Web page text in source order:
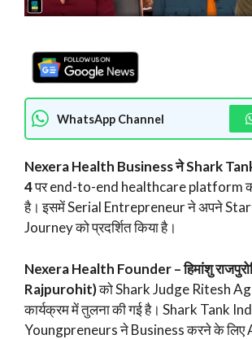
WhatsApp Channel
Nexera Health Business ने Shark
4पर end-to-end healthcare platform
है। इसमें Serial Entrepreneur ने अपने
Journey को प्रदर्शित किया है।
Nexera Health Founder – हिमांशु
Rajpurohit)को Shark Judge Ritesh
कार्यक्रम में तुलना की गई है। Shark Tank
Youngpreneurs ने Business करने के लिए